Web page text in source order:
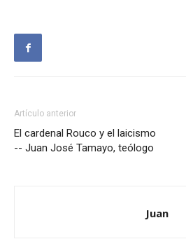
Artículo anterior
El cardenal Rouco y el laicismo
-- Juan José Tamayo, teólogo
Juan